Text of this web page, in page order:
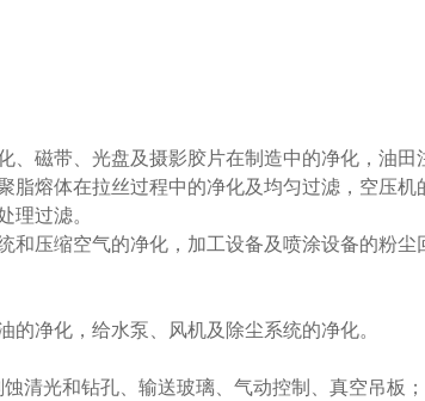
磁带、光盘及摄影胶片在制造中的净化，油
熔体在拉丝过程中的净化及均匀过滤，空压
过滤。
压缩空气的净化，加工设备及喷涂设备的粉尘
净化，给水泵、风机及除尘系统的净化。
清光和钻孔、输送玻璃、气动控制、真空吊板